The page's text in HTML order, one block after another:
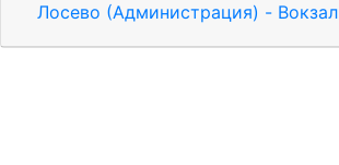
Лосево (Администрация) - Вокзал